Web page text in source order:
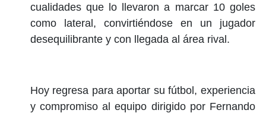
cualidades que lo llevaron a marcar 10 goles
como lateral, convirtiéndose en un jugador
desequilibrante y con llegada al área rival.
Hoy regresa para aportar su fútbol, experiencia
y compromiso al equipo dirigido por Fernando